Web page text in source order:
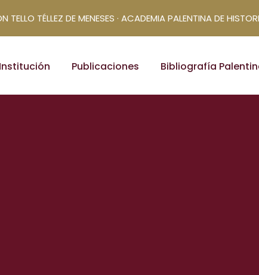
TELLO TÉLLEZ DE MENESES · ACADEMIA PALENTINA DE
Publicaciones Bibliografía